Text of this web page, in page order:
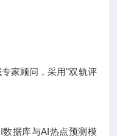
家顾问，采用"双轨评
据库与AI热点预测模